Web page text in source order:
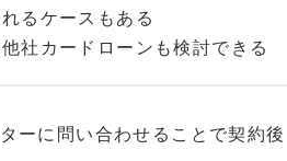
るケースもある
社カードローンも検討できる
ーに問い合わせることで契約後